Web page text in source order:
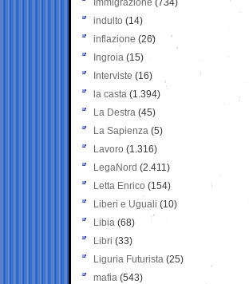
Immigrazione (734)
indulto (14)
inflazione (26)
Ingroia (15)
Interviste (16)
la casta (1.394)
La Destra (45)
La Sapienza (5)
Lavoro (1.316)
LegaNord (2.411)
Letta Enrico (154)
Liberi e Uguali (10)
Libia (68)
Libri (33)
Liguria Futurista (25)
mafia (543)